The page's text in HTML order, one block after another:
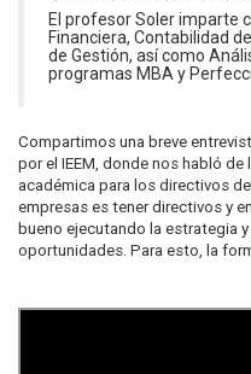
El profesor Soler imparte
Financiera, Contabilidad
de Gestión, así como
programas MBA y
Compartimos una breve
por el IEEM, donde nos habló
académica para los directivos
empresas es tener directivos y
bueno ejecutando la estrategia
oportunidades. Para esto, la